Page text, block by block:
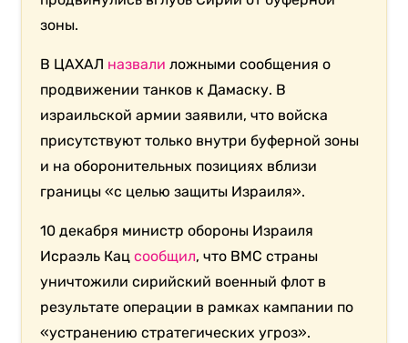
зоны.
В ЦАХАЛ назвали ложными сообщения о
продвижении танков к Дамаску. В
израильской армии заявили, что войска
присутствуют только внутри буферной зоны
и на оборонительных позициях вблизи
границы «с целью защиты Израиля».
10 декабря министр обороны Израиля
Исраэль Кацсообщил, что ВМС страны
уничтожили сирийский военный флот в
результате операции в рамках кампании по
«устранению стратегических угроз».